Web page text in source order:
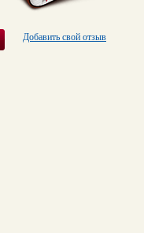
Добавить свой отзыв